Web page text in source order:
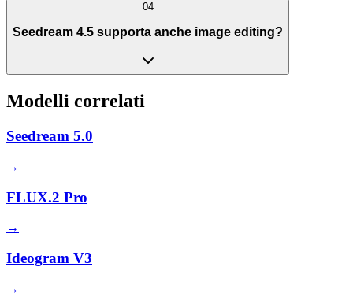
04
Seedream 4.5 supporta anche image editing?
Modelli correlati
Seedream 5.0
→
FLUX.2 Pro
→
Ideogram V3
→